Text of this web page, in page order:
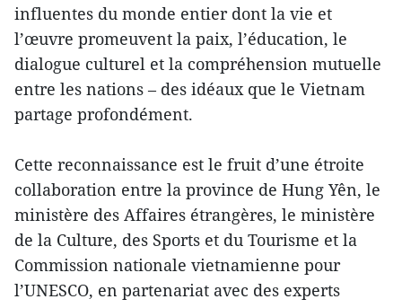
influentes du monde entier dont la vie et
l’œuvre promeuvent la paix, l’éducation, le
dialogue culturel et la compréhension mutuelle
entre les nations – des idéaux que le Vietnam
partage profondément.
Cette reconnaissance est le fruit d’une étroite
collaboration entre la province de Hung Yên, le
ministère des Affaires étrangères, le ministère
de la Culture, des Sports et du Tourisme et la
Commission nationale vietnamienne pour
l’UNESCO, en partenariat avec des experts